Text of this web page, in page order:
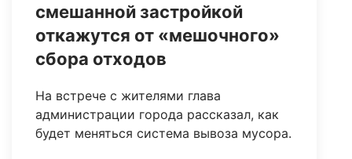
смешанной застройкой
откажутся от «мешочного»
сбора отходов
На встрече с жителями глава
администрации города рассказал, как
будет меняться система вывоза мусора.